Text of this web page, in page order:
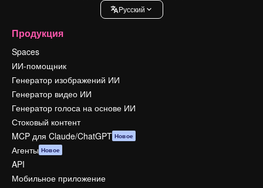
Pусский
Продукция
Spaces
ИИ-помощник
Генератор изображений ИИ
Генератор видео ИИ
Генератор голоса на основе ИИ
Стоковый контент
MCP для Claude/ChatGPT Новое
Агенты Новое
API
Мобильное приложение